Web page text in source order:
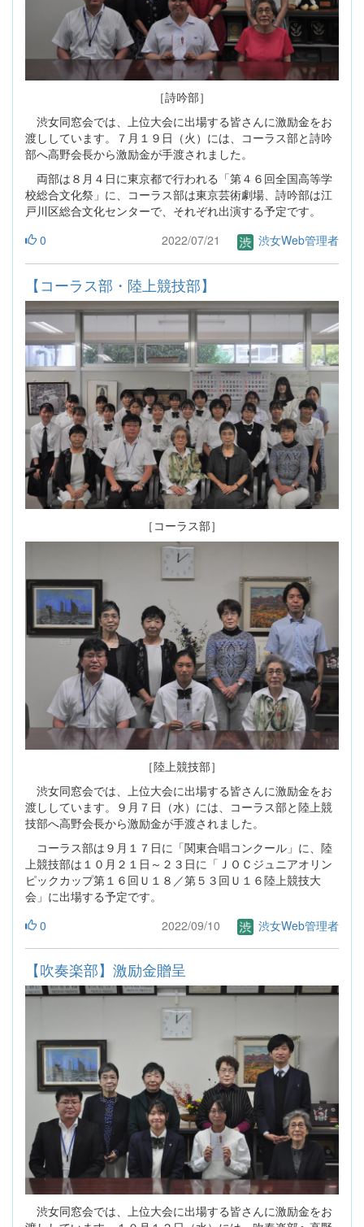
［詩吟部］
渋女同窓会では、上位大会に出場する皆さんに激励金をお
渡ししています。７月１９日（火）には、コーラス部と詩吟
部へ高野会長から激励金が手渡されました。
両部は８月４日に東京都で行われる「第４６回全国高等学
校総合文化祭」に、コーラス部は東京芸術劇場、詩吟部は江
戸川区総合文化センターで、それぞれ出演する予定です。
0
2022/07/21 渋女Web管理者
【コーラス部・陸上競技部】
［コーラス部］
［陸上競技部］
渋女同窓会では、上位大会に出場する皆さんに激励金をお
渡ししています。９月７日（水）には、コーラス部と陸上競
技部へ高野会長から激励金が手渡されました。
コーラス部は９月１７日に「関東合唱コンクール」に、陸
上競技部は１０月２１日～２３日に「ＪＯＣジュニアオリン
ピックカップ第１６回Ｕ１８／第５３回Ｕ１６陸上競技大
会」に出場する予定です。
0
2022/09/10 渋女Web管理者
【吹奏楽部】激励金贈呈
渋女同窓会では、上位大会に出場する皆さんに激励金をお